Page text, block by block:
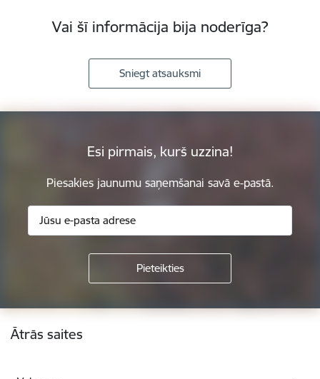
Vai šī informācija bija noderīga?
Sniegt atsauksmi
Esi pirmais, kurš uzzina!
Piesakies jaunumu saņemšanai savā e-pastā.
Kājene
Ātrās saites